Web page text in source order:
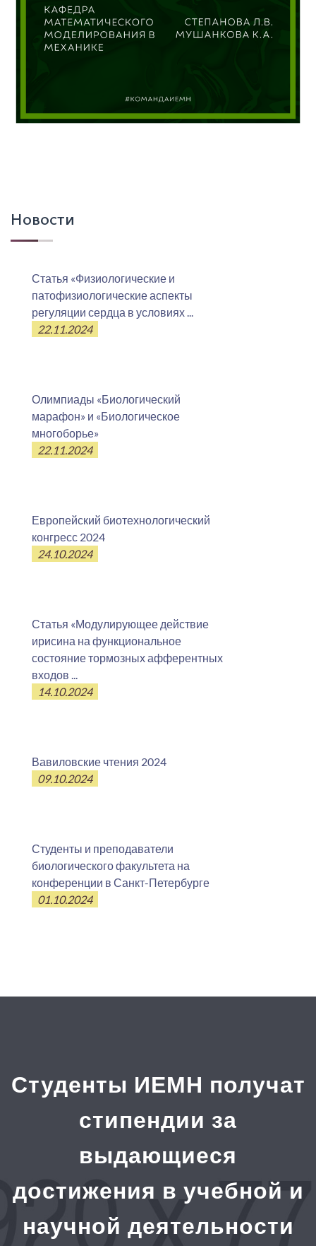
Новости
Статья «Физиологические и
патофизиологические аспекты
регуляции сердца в условиях ...
22.11.2024
Олимпиады «Биологический
марафон» и «Биологическое
многоборье»
22.11.2024
Европейский биотехнологический
конгресс 2024
24.10.2024
Статья «Модулирующее действие
ирисина на функциональное
состояние тормозных афферентных
входов ...
14.10.2024
Вавиловские чтения 2024
09.10.2024
Студенты и преподаватели
биологического факультета на
конференции в Санкт-Петербурге
01.10.2024
Студенты ИЕМН получат
стипендии за
выдающиеся
достижения в учебной и
научной деятельности